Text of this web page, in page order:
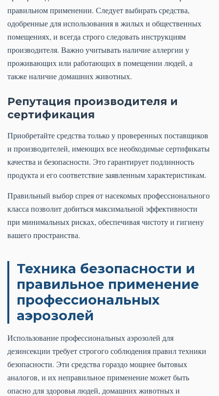
правильном применении. Следует выбирать средства,
одобренные для использования в жилых и общественных
помещениях, и всегда строго следовать инструкциям
производителя. Важно учитывать наличие аллергии у
проживающих или работающих в помещении людей, а
также наличие домашних животных.
Репутация производителя и
сертификация
Приобретайте средства только у проверенных поставщиков
и производителей, имеющих все необходимые сертификаты
качества и безопасности. Это гарантирует подлинность
продукта и его соответствие заявленным характеристикам.
Правильный выбор спрея от насекомых профессионального
класса позволит добиться максимальной эффективности
при минимальных рисках, обеспечивая чистоту и гигиену
вашего пространства.
Техника безопасности и
правильное применение
профессиональных
аэрозолей
Использование профессиональных аэрозолей для
дезинсекции требует строгого соблюдения правил техники
безопасности. Эти средства гораздо мощнее бытовых
аналогов, и их неправильное применение может быть
опасно для здоровья людей, домашних животных и